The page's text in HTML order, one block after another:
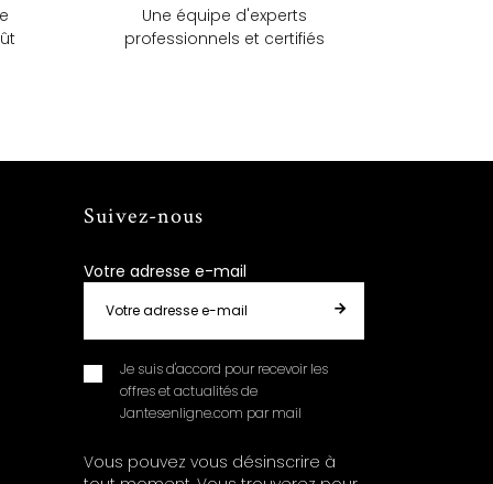
Une équipe d'experts
professionnels et certifiés
Suivez-nous
Votre adresse e-mail
Je suis d'accord pour recevoir les
offres et actualités de
Jantesenligne.com par mail
Vous pouvez vous désinscrire à